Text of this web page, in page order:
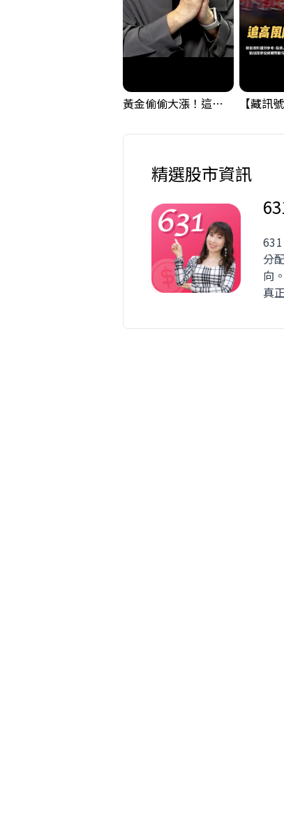
黃金偷偷大漲！這才是決定台股生死的「真風向球」！｜Mr.Jimmy高志銘 #黃金 #美元指數 #聯準會
精選股市資訊
分
向
真